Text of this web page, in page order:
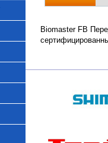
Biomaster FB